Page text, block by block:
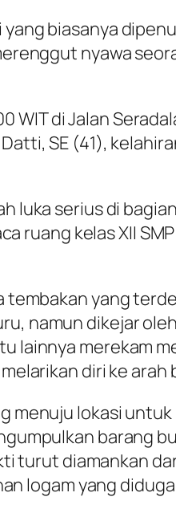
yang biasanya
nyawa
di Jalan
SE (41),
luka serius di
kelas XII
yang
namun dikejar
lainnya merekam
diri ke arah
menuju lokasi
barang
turut diamankan
logam yang